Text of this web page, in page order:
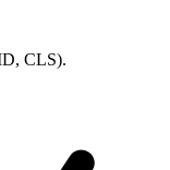
CLS).